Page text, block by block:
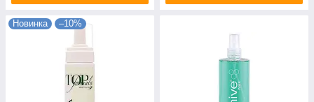
Новинка –10%